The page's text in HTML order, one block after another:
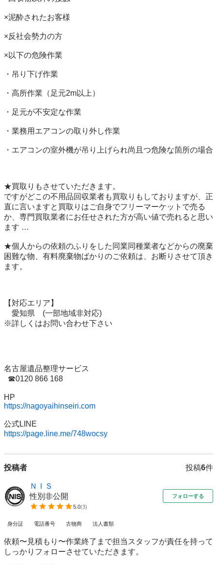
×泥酔されたお客様
×反社会勢力の方
×以下の危険作業
・吊り下げ作業
・高所作業（足元2m以上）
・足元が不安定な作業
・業務用エアコンの取り外し作業
・エアコンの室外機が吊り上げられ尚且つ危険な箇所の場合
★買取りもさせていただきます。
ですがどこの不用品回収業者も買取りもしておりますが、正
直に言いますと買取りはご自身でフリーマーケットで売る
か、専門買取業者にお任せされた方が高い値で売れると思い
ます …
★個人からの依頼のふりをした同業同種業者などからの廃棄
困難な物、有料廃棄物ばかりのご依頼は、お断りさせて頂き
ます。
【対応エリア】
愛知県　(一部地域非対応)
※詳しくはお問い合わせ下さい
名古屋遺品整理サービス
https://nagoyaihinseiri.com
https://page.line.me/748wocsy
投稿者 投稿6件
ＮＩＳ
性別非公開
5.0(3)
フォローする
身分証 電話番号 古物商 法人書類
依頼〜見積もり〜作業終了まで担当スタッフが責任を持って
しっかりフォローさせていただきます。